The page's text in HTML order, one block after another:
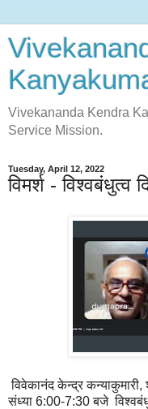
Vivekananda Kendra
Service Mission.
Tuesday, April 12, 2022
विमर्श - विश्वबंधुत्व
विवेकानंद केन्द्र कन्याकुमारी,
संध्या 6:00-7:30 बजे